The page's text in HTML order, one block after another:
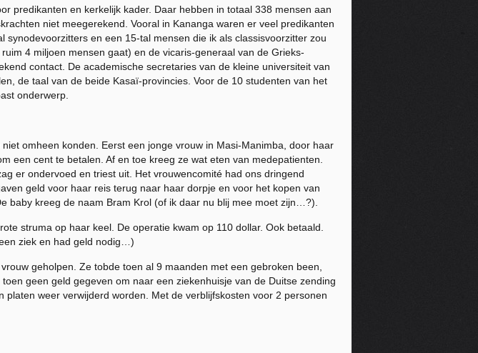
predikanten en kerkelijk kader. Daar hebben in totaal 338 mensen aan
niet meegerekend. Vooral in Kananga waren er veel predikanten
en een 15-tal mensen die ik als classisvoorzitter zou
4 miljoen mensen gaat) en de vicaris-generaal van de Grieks-
contact. De academische secretaries van de kleine universiteit van
de taal van de beide Kasaï-provincies. Voor de 10 studenten van het
onderwerp.
omheen konden. Eerst een jonge vrouw in Masi-Manimba, door haar
een cent te betalen. Af en toe kreeg ze wat eten van medepatienten.
er ondervoed en triest uit. Het vrouwencomité had ons dringend
geld voor haar reis terug naar haar dorpje en voor het kopen van
baby kreeg de naam Bram Krol (of ik daar nu blij mee moet zijn…?).
op haar keel. De operatie kwam op 110 dollar. Ook betaald.
ziek en had geld nodig…)
geholpen. Ze tobde toen al 9 maanden met een gebroken been,
geen geld gegeven om naar een ziekenhuisje van de Duitse zending
weer verwijderd worden. Met de verblijfskosten voor 2 personen